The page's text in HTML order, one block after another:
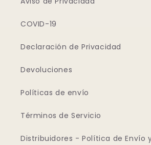
COVID-19
Declaración de Privacidad
Devoluciones
Políticas de envío
Términos de Servicio
Distribuidores - Política de Envío